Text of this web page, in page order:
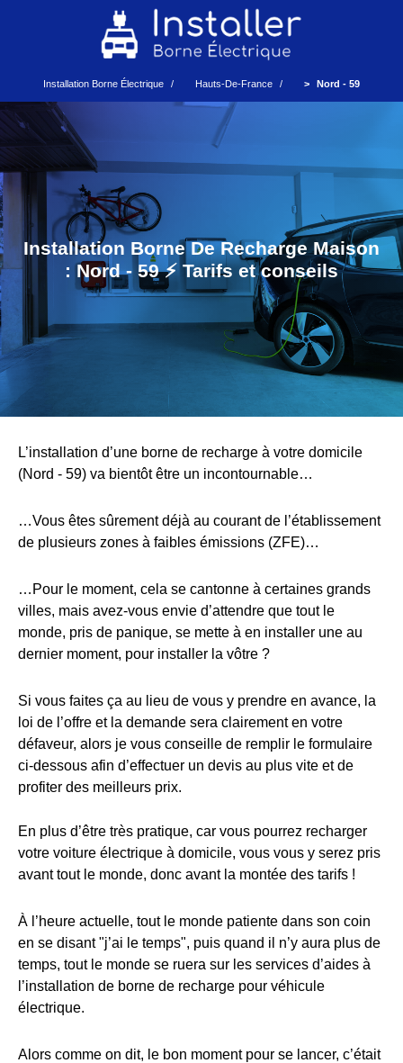
Installation Borne Électrique Hauts-De-France Nord - 59
Installation Borne De Recharge Maison
: Nord - 59 ⚡️ Tarifs et conseils
L’installation d’une borne de recharge à votre domicile
(Nord - 59) va bientôt être un incontournable…
…Vous êtes sûrement déjà au courant de l’établissement
de plusieurs zones à faibles émissions (ZFE)…
…Pour le moment, cela se cantonne à certaines grands
villes, mais avez-vous envie d’attendre que tout le
monde, pris de panique, se mette à en installer une au
dernier moment, pour installer la vôtre ?
Si vous faites ça au lieu de vous y prendre en avance, la
loi de l’offre et la demande sera clairement en votre
défaveur, alors je vous conseille de remplir le formulaire
ci-dessous afin d’effectuer un devis au plus vite et de
profiter des meilleurs prix.
En plus d’être très pratique, car vous pourrez recharger
votre voiture électrique à domicile, vous vous y serez pris
avant tout le monde, donc avant la montée des tarifs !
À l’heure actuelle, tout le monde patiente dans son coin
en se disant "j’ai le temps", puis quand il n’y aura plus de
temps, tout le monde se ruera sur les services d’aides à
l’installation de borne de recharge pour véhicule
électrique.
Alors comme on dit, le bon moment pour se lancer, c’était